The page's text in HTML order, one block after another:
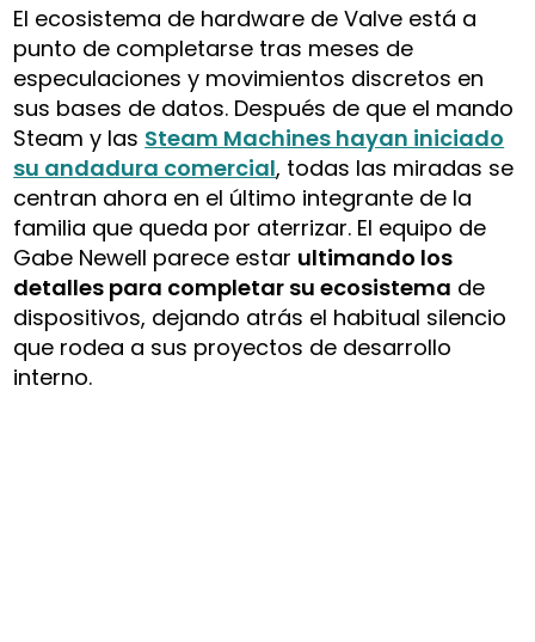
El ecosistema de hardware de Valve está a
punto de completarse tras meses de
especulaciones y movimientos discretos en
sus bases de datos. Después de que el mando
Steam y las Steam Machines hayan iniciado
su andadura comercial, todas las miradas se
centran ahora en el último integrante de la
familia que queda por aterrizar. El equipo de
Gabe Newell parece estar ultimando los
detalles para completar su ecosistema de
dispositivos, dejando atrás el habitual silencio
que rodea a sus proyectos de desarrollo
interno.